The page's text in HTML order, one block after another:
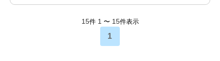
15件 1 〜 15件表示
1